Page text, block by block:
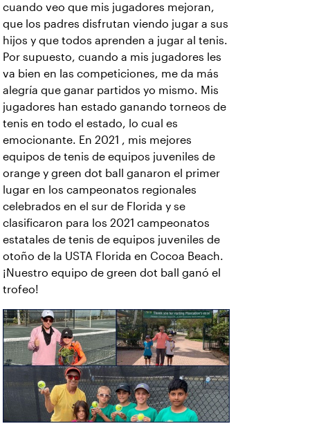
cuando veo que mis jugadores mejoran,
que los padres disfrutan viendo jugar a sus
hijos y que todos aprenden a jugar al tenis.
Por supuesto, cuando a mis jugadores les
va bien en las competiciones, me da más
alegría que ganar partidos yo mismo. Mis
jugadores han estado ganando torneos de
tenis en todo el estado, lo cual es
emocionante. En 2021 , mis mejores
equipos de tenis de equipos juveniles de
orange y green dot ball ganaron el primer
lugar en los campeonatos regionales
celebrados en el sur de Florida y se
clasificaron para los 2021 campeonatos
estatales de tenis de equipos juveniles de
otoño de la USTA Florida en Cocoa Beach.
¡Nuestro equipo de green dot ball ganó el
trofeo!